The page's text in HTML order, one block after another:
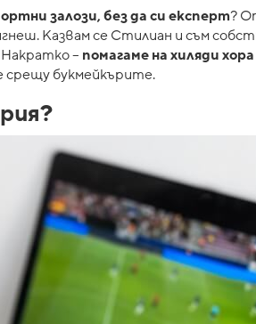
залози, без да си експерт?
Казвам се Стилиан и съм
– помагаме на хиляди
срещу букмейкърите.